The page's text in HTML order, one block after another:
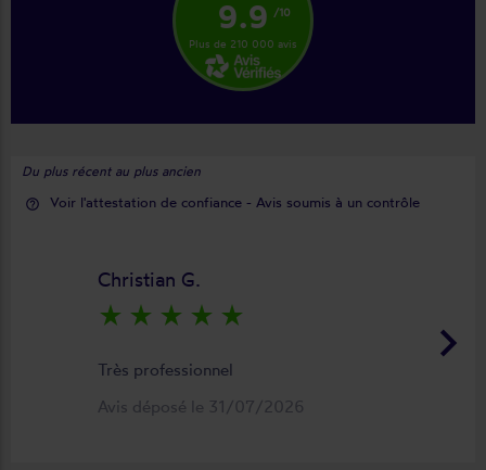
9.9 /10
Plus de 210 000 avis
Du plus récent au plus ancien
help_outline Voir l'attestation de confiance - Avis soumis à un contrôle
keyboard_arrow_right
Christian G.
star_rate star_rate star_rate star_rate star_rate
Très professionnel
Avis déposé le 31/07/2026